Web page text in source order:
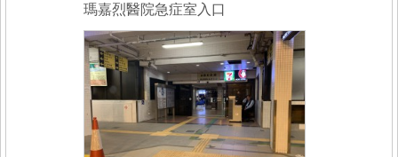
瑪嘉烈醫院急症室入口